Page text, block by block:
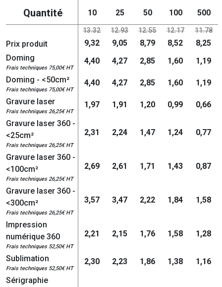
Quantité 10 25 50 100 500
13.32 12.93 12.55 12.17 11.78
Prix produit 9,32 9,05 8,79 8,52
8,25
Doming
Frais techniques 75,00€ HT
4,40 4,27 2,85 1,60
1,19
Doming - <50cm²
Frais techniques 75,00€ HT
4,40 4,27 2,85 1,60
1,19
Gravure laser
Frais techniques 26,25€ HT
1,97 1,91 1,20 0,99
0,66
Gravure laser 360 -
<25cm²
Frais techniques 26,25€ HT
2,31 2,24 1,47 1,24 0,77
Gravure laser 360 -
<100cm²
Frais techniques 26,25€ HT
2,69 2,61 1,71 1,43 0,87
Gravure laser 360 -
<300cm²
Frais techniques 26,25€ HT
3,57 3,47 2,22 1,84 1,58
Impression
numérique 360
Frais techniques 52,50€ HT
2,21 2,15 1,76 1,58 1,28
Sublimation
Frais techniques 52,50€ HT
2,30 2,23 1,86 1,38
1,16
Sérigraphie